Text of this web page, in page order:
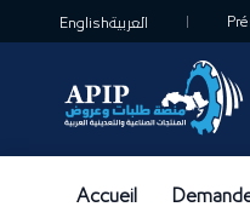
Englishالعربية
Accueil